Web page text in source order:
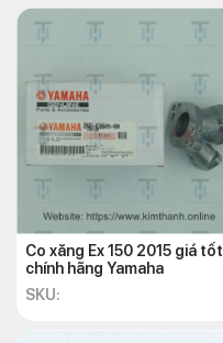
Co xăng Ex 150 2015 giá tốt,
chính hãng Yamaha
SKU: